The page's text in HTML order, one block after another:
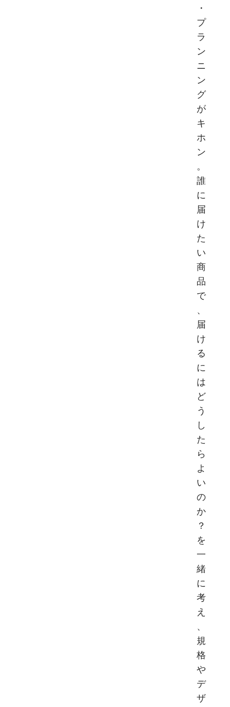
・
プ
ラ
ン
ニ
ン
グ
が
キ
ホ
ン
。
誰
に
届
け
た
い
商
品
で
、
届
け
る
に
は
ど
う
し
た
ら
よ
い
の
か
？
を
一
緒
に
考
え
、
規
格
や
デ
ザ